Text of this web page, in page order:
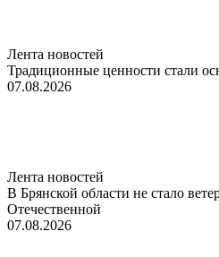
Лента новостей
Традиционные ценности стали
07.08.2026
Лента новостей
В Брянской области не стало
Отечественной
07.08.2026